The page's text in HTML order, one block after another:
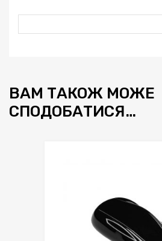
ВАМ ТАКОЖ МОЖЕ
СПОДОБАТИСЯ…